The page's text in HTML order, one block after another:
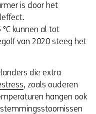
is door het
kunnen al tot
van 2020 steeg het
die extra
, zoals ouderen
hangen ook